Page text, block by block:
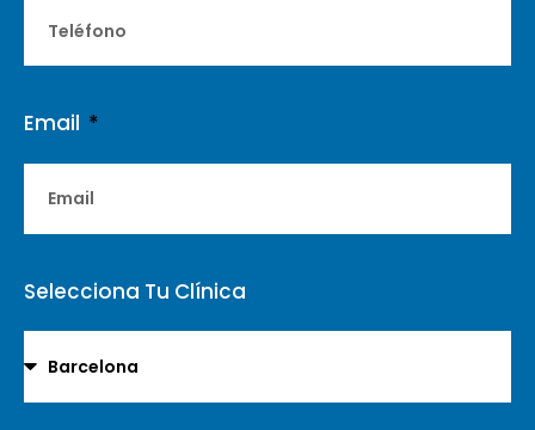
Email
Selecciona Tu Clínica